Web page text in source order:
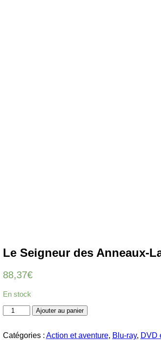
Le Seigneur des Anneaux-
88,37€
En stock
quantité
de
Seigneur
Ajouter au panier
Catégories : Action et aventure, Blu-ray, DVD